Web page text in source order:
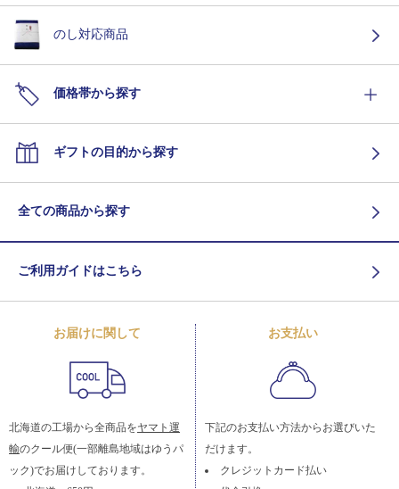
のし対応商品
価格帯から探す
ギフトの目的から探す
全ての商品から探す
ご利用ガイドはこちら
お届けに関して
北海道の工場から全商品をヤマト運
輸のクール便(一部離島地域はゆうパ
ック)でお届けしております。
お支払い
下記のお支払い方法からお選びいた
だけます。
クレジットカード払い